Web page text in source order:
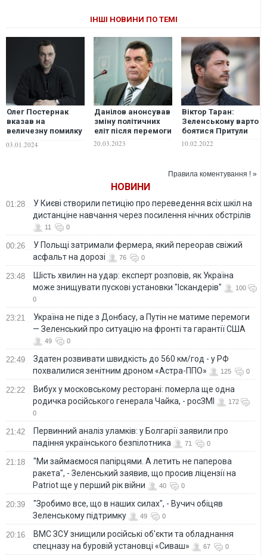
ІНШІ НОВИНИ ПО ТЕМІ
Олег Постернак
вказав на
величезну помилку
аналітиків,
03.01.2024
Данілов анонсував
зміну політичних
еліт після перемоги
20.03.2023
Віктор Таран:
Зеленському варто
боятися Притули
10.02.2022
Правила коментування ! »
НОВИНИ
01:28
У Києві створили петицію про переведення всіх шкіл на
дистанціне навчання через посилення нічних обстрілів
11 0
00:26
У Польщі затримали фермера, який переорав свіжий
асфальт на дорозі
76 0
23:48
Шість хвилин на удар: експерт розповів, як Україна
може знищувати пускові установки "Іскандерів"
100
0
23:21
Україна не піде з Донбасу, а Путін не матиме перемоги
— Зеленський про ситуацію на фронті та гарантії США
49 0
22:49
Здатен розвивати швидкість до 560 км/год - у РФ
похвалилися зенітним дроном «Астра-ППО»
125 0
22:22
Вибух у московському ресторані: померла ще одна
родичка російського генерала Чайка, - росЗМІ
172
0
21:42
Первинний аналіз уламків: у Болгарії заявили про
падіння українського безпілотника
71 0
21:18
"Ми займаємося папірцями. А летить не паперова
ракета", - Зеленський заявив, що просив ліцензії на
Patriot ще у перший рік війни
40 0
20:39
"Зробимо все, що в наших силах", - Вучич обіцяв
Зеленському підтримку
49 0
20:16
ВМС ЗСУ знищили російські об'єкти та обладнання
спецназу на буровій установці «Сиваш»
67 0